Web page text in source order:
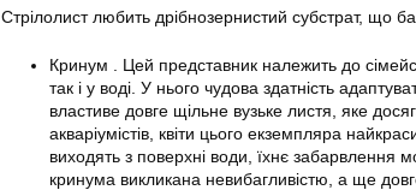
Стрілолист любить дрібнозернистий субстрат, що
Кринум . Цей представник належить до
так і у воді. У нього чудова здатність
властиве довге щільне вузьке листя, яке
акваріумістів, квіти цього екземпляра
виходять з поверхні води, їхнє забарвлення
кринума викликана невибагливістю, а ще